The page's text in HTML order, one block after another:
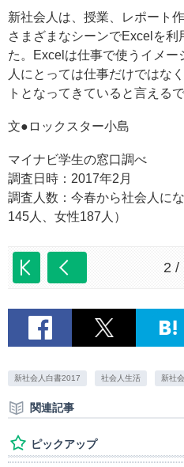
新社会人は、授業、レポート
さまざまなシーンでExcelを
た。Excelは仕事で使うイメ
人にとっては仕事だけではな
トとなってきていると言えるで
文●ロックスター小島
マイナビ学生の窓口調べ
調査日時：2017年2月
調査人数：今春から社会人に
145人、女性187人）
2 /
新社会人白書2017 社会人生活 新社
関連記事
ピックアップ